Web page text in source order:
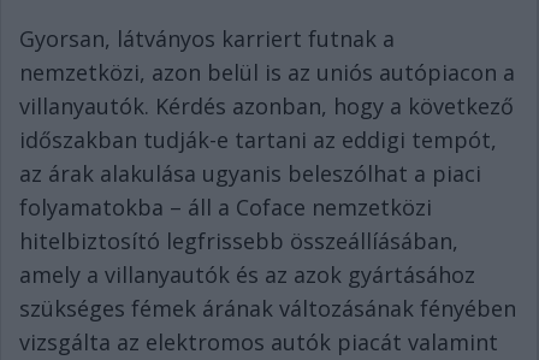
Gyorsan, látványos karriert futnak a
nemzetközi, azon belül is az uniós autópiacon a
villanyautók. Kérdés azonban, hogy a következő
időszakban tudják-e tartani az eddigi tempót,
az árak alakulása ugyanis beleszólhat a piaci
folyamatokba – áll a Coface nemzetközi
hitelbiztosító legfrissebb összeállíásában,
amely a villanyautók és az azok gyártásához
szükséges fémek árának változásának fényében
vizsgálta az elektromos autók piacát valamint